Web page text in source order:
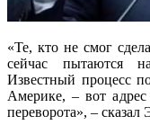
«Те, кто не смог
сейчас пытаются
Известный процесс
Америке, – вот
переворота», – сказал